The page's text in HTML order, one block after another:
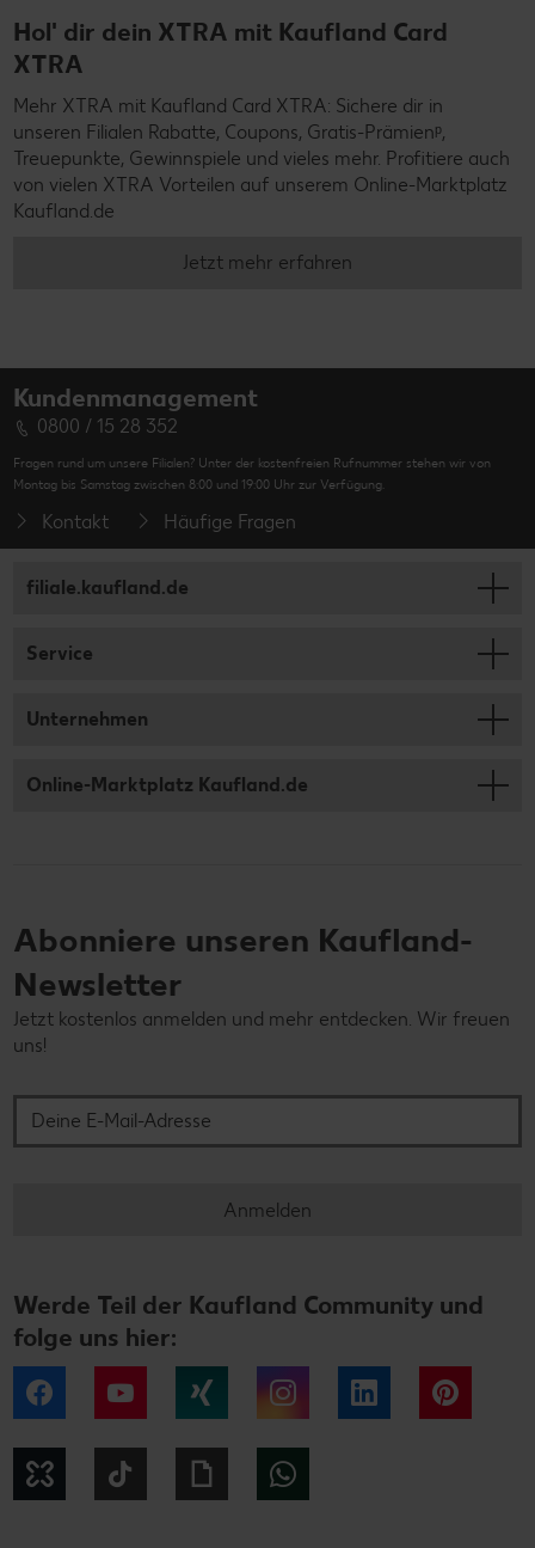
Hol' dir dein XTRA mit Kaufland Card
XTRA
Mehr XTRA mit Kaufland Card XTRA: Sichere dir in
unseren Filialen Rabatte, Coupons, Gratis-Prämienᵖ,
Treuepunkte, Gewinnspiele und vieles mehr. Profitiere auch
von vielen XTRA Vorteilen auf unserem Online-Marktplatz
Kaufland.de
Jetzt mehr erfahren
Kundenmanagement
0800 / 15 28 352
Fragen rund um unsere Filialen? Unter der kostenfreien Rufnummer stehen wir von
Montag bis Samstag zwischen 8:00 und 19:00 Uhr zur Verfügung.
Kontakt Häufige Fragen
filiale.kaufland.de
Service
Unternehmen
Online-Marktplatz Kaufland.de
Abonniere unseren Kaufland-
Newsletter
Jetzt kostenlos anmelden und mehr entdecken. Wir freuen
uns!
Anmelden
Werde Teil der Kaufland Community und
folge uns hier:
Facebook YouTube Instagram LinkedIn
Kununu Giphy